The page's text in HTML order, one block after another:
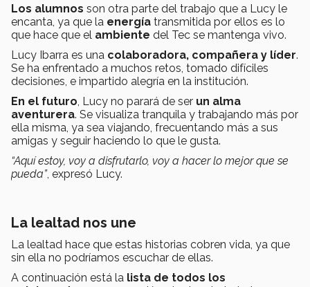
Los alumnos son otra parte del trabajo que a Lucy le
encanta, ya que la energía transmitida por ellos es lo
que hace que el ambiente del Tec se mantenga vivo.
Lucy Ibarra es una colaboradora, compañera y líder.
Se ha enfrentado a muchos retos, tomado difíciles
decisiones, e impartido alegría en la institución.
En el futuro, Lucy no parará de ser un alma
aventurera. Se visualiza tranquila y trabajando más por
ella misma, ya sea viajando, frecuentando más a sus
amigas y seguir haciendo lo que le gusta.
“Aquí estoy, voy a disfrutarlo, voy a hacer lo mejor que se
pueda”, expresó Lucy.
La lealtad nos une
La lealtad hace que estas historias cobren vida, ya que
sin ella no podríamos escuchar de ellas.
A continuación está la lista de todos los